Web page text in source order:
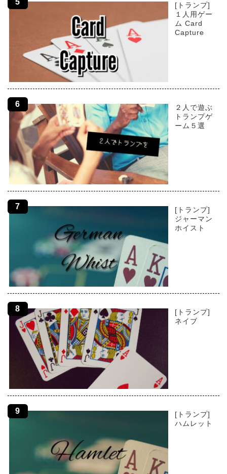
[トランプ]
１人用ゲー
ム Card
Capture
２人で遊ぶ
トランプゲ
ーム５選
[トランプ]
ジャーマン
ホイスト
[トランプ]
ネイブ
[トランプ]
ハムレット